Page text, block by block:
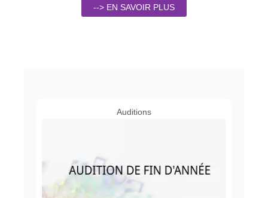
--> EN SAVOIR PLUS
Auditions